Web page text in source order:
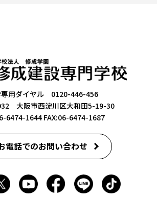
専用ダイヤル 0120-446-456
大阪市西淀川区大和田5-19-30
6474-1644FAX:06-6474-1687
電話でのお問い合わせ